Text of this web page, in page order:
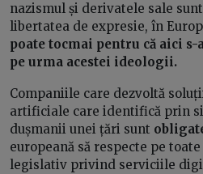
nazismul și derivatele sale
libertatea de expresie, în
poate tocmai pentru că aici
pe urma acestei ideologii.
Companiile care dezvoltă
artificiale care identifică prin
dușmanii unei țări sunt
europeană să respecte pe
legislativ privind serviciile